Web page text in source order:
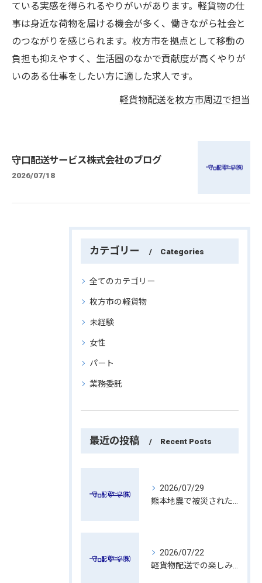
ている実感を得られるやりがいがあります。軽貨物の仕
事は身近な荷物を届ける機会が多く、働きながら社会と
のつながりを感じられます。枚方市を拠点として移動の
負担も抑えやすく、生活圏のなかで貢献度が高くやりが
いのある仕事をしたい方に適した求人です。
軽貨物配送を枚方市周辺で担当
守口配送サービス株式会社のブログ
2026/07/18
カテゴリー Categories
全てのカテゴリー
枚方市の軽貨物
未経験
女性
パート
業務委託
最近の投稿 Recent Posts
2026/07/29
2026/07/22